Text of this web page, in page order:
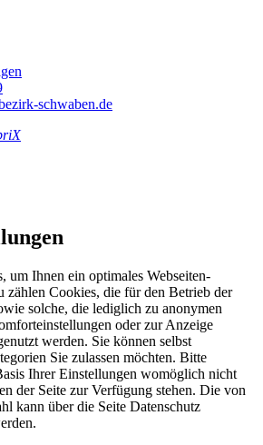
schwaben.de
um Ihnen ein optimales Webseiten-
zählen Cookies, die für den Betrieb der
solche, die lediglich zu anonymen
oder zur Anzeige
werden. Sie können selbst
Sie zulassen möchten. Bitte
Ihrer Einstellungen womöglich nicht
der Seite zur Verfügung stehen. Die von
kann über die Seite Datenschutz